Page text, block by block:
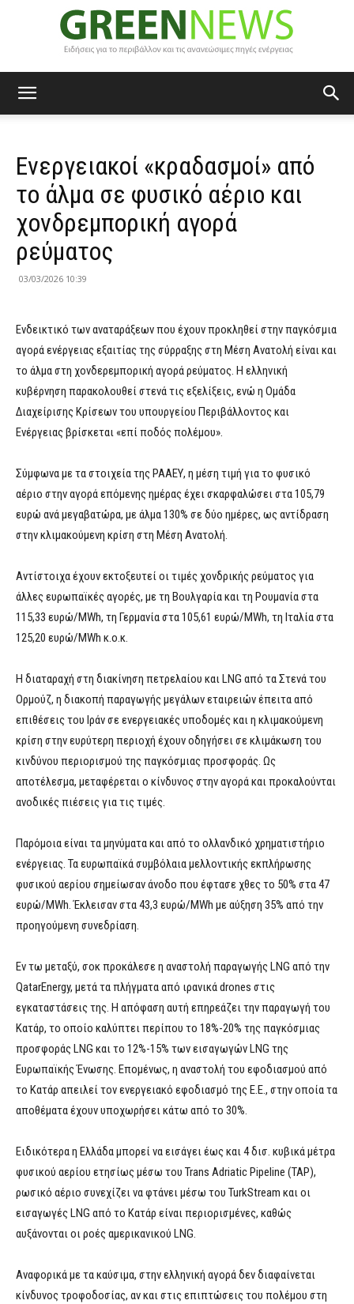
News
Ενεργειακοί «κραδασμοί» από
το άλμα σε φυσικό αέριο και
χονδρεμπορική αγορά
ρεύματος
03/03/2026 10:39
Ενδεικτικό των αναταράξεων που έχουν προκληθεί στην παγκόσμια
αγορά ενέργειας εξαιτίας της σύρραξης στη Μέση Ανατολή είναι και
το άλμα στη χονδερεμπορική αγορά ρεύματος. Η ελληνική
κυβέρνηση παρακολουθεί στενά τις εξελίξεις, ενώ η Ομάδα
Διαχείρισης Κρίσεων του υπουργείου Περιβάλλοντος και
Ενέργειας βρίσκεται «επί ποδός πολέμου».
Σύμφωνα με τα στοιχεία της ΡΑΑΕΥ, η μέση τιμή για το φυσικό
αέριο στην αγορά επόμενης ημέρας έχει σκαρφαλώσει στα 105,79
ευρώ ανά μεγαβατώρα, με άλμα 130% σε δύο ημέρες, ως αντίδραση
στην κλιμακούμενη κρίση στη Μέση Ανατολή.
Αντίστοιχα έχουν εκτοξευτεί οι τιμές χονδρικής ρεύματος για
άλλες ευρωπαϊκές αγορές, με τη Βουλγαρία και τη Ρουμανία στα
115,33 ευρώ/MWh, τη Γερμανία στα 105,61 ευρώ/MWh, τη Ιταλία στα
125,20 ευρώ/MWh κ.ο.κ.
Η διαταραχή στη διακίνηση πετρελαίου και LNG από τα Στενά του
Ορμούζ, η διακοπή παραγωγής μεγάλων εταιρειών έπειτα από
επιθέσεις του Ιράν σε ενεργειακές υποδομές και η κλιμακούμενη
κρίση στην ευρύτερη περιοχή έχουν οδηγήσει σε κλιμάκωση του
κινδύνου περιορισμού της παγκόσμιας προσφοράς. Ως
αποτέλεσμα, μεταφέρεται ο κίνδυνος στην αγορά και προκαλούνται
ανοδικές πιέσεις για τις τιμές.
Παρόμοια είναι τα μηνύματα και από το ολλανδικό χρηματιστήριο
ενέργειας. Τα ευρωπαϊκά συμβόλαια μελλοντικής εκπλήρωσης
φυσικού αερίου σημείωσαν άνοδο που έφτασε χθες το 50% στα 47
ευρώ/MWh. Έκλεισαν στα 43,3 ευρώ/MWh με αύξηση 35% από την
προηγούμενη συνεδρίαση.
Εν τω μεταξύ, σοκ προκάλεσε η αναστολή παραγωγής LNG από την
QatarEnergy, μετά τα πλήγματα από ιρανικά drones στις
εγκαταστάσεις της. Η απόφαση αυτή επηρεάζει την παραγωγή του
Κατάρ, το οποίο καλύπτει περίπου το 18%-20% της παγκόσμιας
προσφοράς LNG και το 12%-15% των εισαγωγών LNG της
Ευρωπαϊκής Ένωσης. Επομένως, η αναστολή του εφοδιασμού από
το Κατάρ απειλεί τον ενεργειακό εφοδιασμό της Ε.Ε., στην οποία τα
αποθέματα έχουν υποχωρήσει κάτω από το 30%.
Ειδικότερα η Ελλάδα μπορεί να εισάγει έως και 4 δισ. κυβικά μέτρα
φυσικού αερίου ετησίως μέσω του Trans Adriatic Pipeline (TAP),
ρωσικό αέριο συνεχίζει να φτάνει μέσω του TurkStream και οι
εισαγωγές LNG από το Κατάρ είναι περιορισμένες, καθώς
αυξάνονται οι ροές αμερικανικού LNG.
Αναφορικά με τα καύσιμα, στην ελληνική αγορά δεν διαφαίνεται
κίνδυνος τροφοδοσίας, αν και στις επιπτώσεις του πολέμου στη